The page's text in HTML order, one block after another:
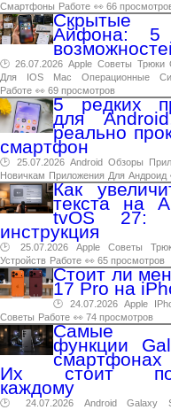
Смартфоны Работе 👀 66
Скрытые
Айфона: 5
🕑 26.07.2026 Apple Советы Трюки
Для
IOS Mac Операционные
Работе 👀 69 просмотров
5 редких
для
реально
смартфон
🕑 25.07.2026 Android Обзоры
Новичкам Приложения Для Андроид
Как
текста на
tvOS 27:
инструкция
🕑 25.07.2026 Apple Советы
Устройств Работе 👀 65 просмотров
Стоит ли
17 Pro на
🕑 24.07.2026 Apple
Советы Работе 👀 74 просмотров
Самые
функции
Их стоит
каждому
🕑 24.07.2026 Android Galaxy